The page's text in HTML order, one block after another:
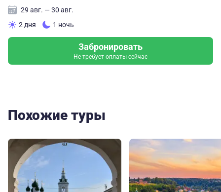
29 авг. — 30 авг.
2 дня
1 ночь
Забронировать
Не требует оплаты сейчас
Похожие туры